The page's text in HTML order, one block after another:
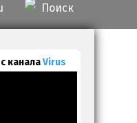
Поиск
каналаVirus